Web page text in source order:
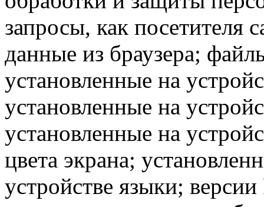
запросы, как посетителя
данные из браузера;
установленные на
установленные на
установленные на
цвета экрана;
устройстве языки;